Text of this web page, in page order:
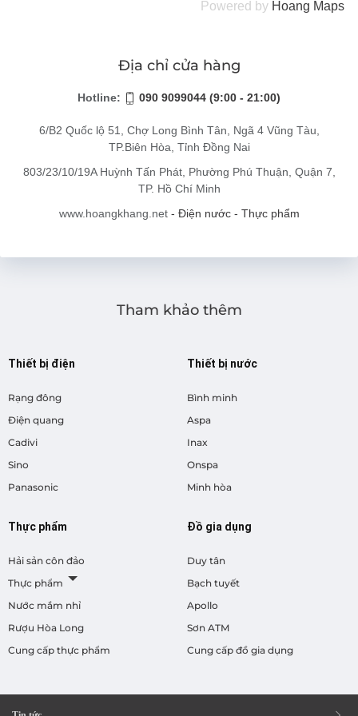
Powered by Hoang Maps
Địa chỉ cửa hàng
Hotline: 090 9099044 (9:00 - 21:00)
6/B2 Quốc lộ 51, Chợ Long Bình Tân, Ngã 4 Vũng Tàu,
TP.Biên Hòa, Tỉnh Đồng Nai
803/23/10/19A Huỳnh Tấn Phát, Phường Phú Thuận, Quận 7,
TP. Hồ Chí Minh
www.hoangkhang.net - Điện nước - Thực phẩm
Tham khảo thêm
Thiết bị điện
Rạng đông
Điện quang
Cadivi
Sino
Panasonic
Thiết bị nước
Bình minh
Aspa
Inax
Onspa
Minh hòa
Thực phẩm
Hải sản côn đảo
Thực phẩm
Nước mắm nhỉ
Rượu Hòa Long
Cung cấp thực phẩm
Đồ gia dụng
Duy tân
Bạch tuyết
Apollo
Sơn ATM
Cung cấp đồ gia dụng